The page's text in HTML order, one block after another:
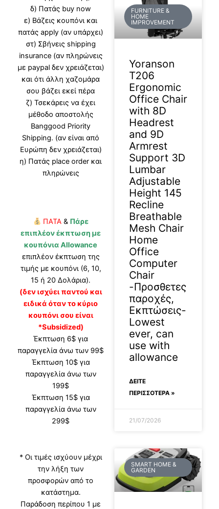
δ) Πατάς buy now
ε) Βάζεις κουπόνι και
πατάς apply (αν υπάρχει)
στ) Σβήνεις shipping
insurance (αν πληρώνεις
με paypal δεν χρειάζεται)
και ότι άλλη χαζομάρα
σου βάζει εκεί πέρα
ζ) Τσεκάρεις να έχει
μέθοδο αποστολής
Banggood Priority
Shipping. (αν είναι από
Ευρώπη δεν χρειάζεται)
η) Πατάς place order και
πληρώνεις
ΠΑΤΑ & Πάρε
επιπλέον έκπτωση με
κουπόνια Allowance
επιπλέον έκπτωση της
τιμής με κουπόνι (6, 10,
15 ή 20 Δολάρια).
(δεν ισχύει παντού και
ειδικά όταν το κύριο
κουπόνι σου είναι
*Subsidized)
Έκπτωση 6$ για
παραγγελία άνω των 99$
Έκπτωση 10$ για
παραγγελία άνω των
199$
Έκπτωση 15$ για
παραγγελία άνω των
299$
* Οι τιμές ισχύουν μέχρι
την λήξη των
προσφορών από το
κατάστημα.
Παράδοση περίπου 1 με
FURNITURE &
HOME
IMPROVEMENT
Yoranson
T206
Ergonomic
Office Chair
with 8D
Headrest
and 9D
Armrest
Support 3D
Lumbar
Adjustable
Height 145
Recline
Breathable
Mesh Chair
Home
Office
Computer
Chair
-Προσθετες
παροχές,
Εκπτώσεις-
Lowest
ever, can
use with
allowance
ΔΕΊΤΕ
ΠΕΡΙΣΣΟΤΕΡΑ »
21/07/2026
SMART HOME &
GARDEN